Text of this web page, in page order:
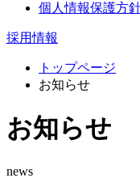
個人情報保護方
採用情報
トップページ
お知らせ
お知らせ
news